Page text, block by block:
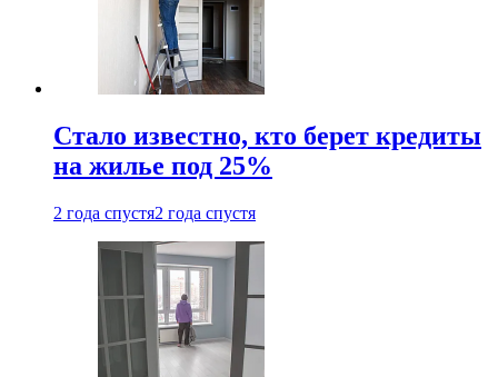
Стало известно, кто берет кредиты
на жилье под 25%
2 года спустя2 года спустя